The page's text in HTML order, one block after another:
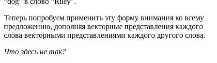
Теперь попробуем применить эту форму внимания ко всему
предложению, дополняя векторные представления каждого
слова векторными представлениями каждого другого слова.
Что здесь не так?